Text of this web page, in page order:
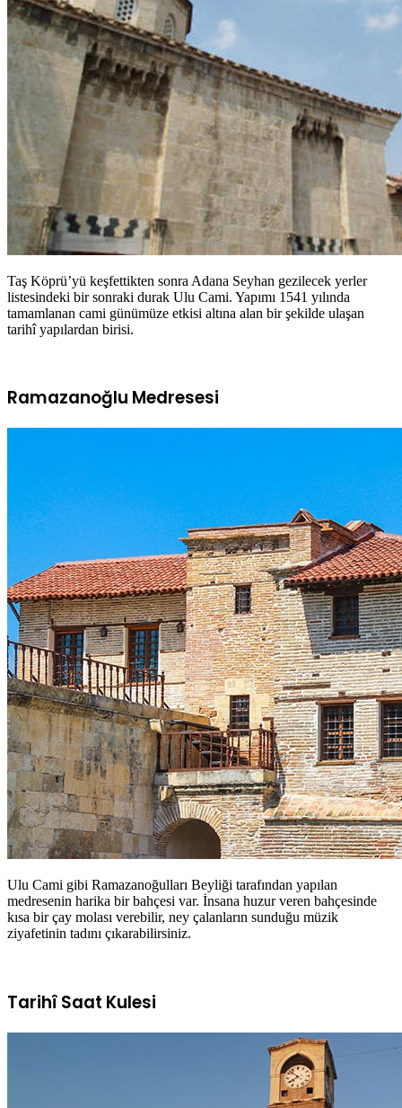
Taş Köprü’yü keşfettikten sonra Adana Seyhan gezilecek yerler
listesindeki bir sonraki durak Ulu Cami. Yapımı 1541 yılında
tamamlanan cami günümüze etkisi altına alan bir şekilde ulaşan
tarihî yapılardan birisi.
Ramazanoğlu Medresesi
Ulu Cami gibi Ramazanoğulları Beyliği tarafından yapılan
medresenin harika bir bahçesi var. İnsana huzur veren bahçesinde
kısa bir çay molası verebilir, ney çalanların sunduğu müzik
ziyafetinin tadını çıkarabilirsiniz.
Tarihî Saat Kulesi